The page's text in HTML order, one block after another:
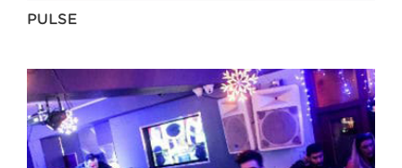
PULSE